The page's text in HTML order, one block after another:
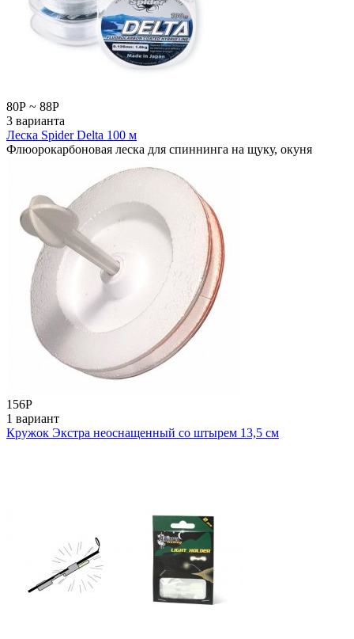
80Р ~ 88Р
3 варианта
Леска Spider Delta 100 м
Флюорокарбоновая леска для спиннинга на щуку, окуня
156Р
1 вариант
Кружок Экстра неоснащенный со штырем 13,5 см